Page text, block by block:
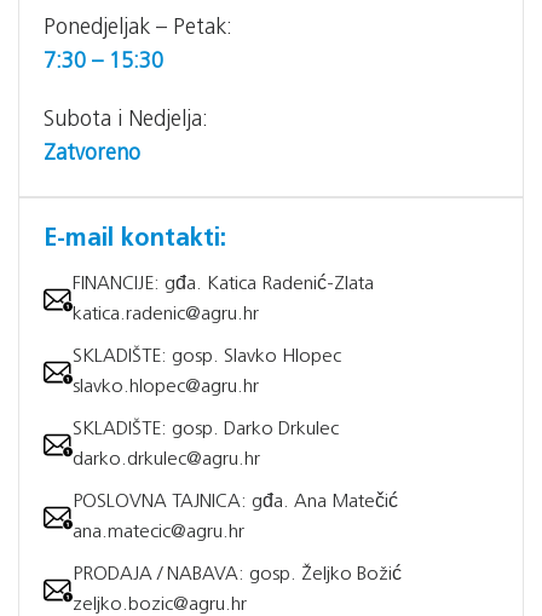
Ponedjeljak – Petak:
7:30 – 15:30
Subota i Nedjelja:
Zatvoreno
E-mail kontakti:
FINANCIJE: gđa. Katica Radenić-Zlata
katica.radenic@agru.hr
SKLADIŠTE: gosp. Slavko Hlopec
slavko.hlopec@agru.hr
SKLADIŠTE: gosp. Darko Drkulec
darko.drkulec@agru.hr
POSLOVNA TAJNICA: gđa. Ana Matečić
ana.matecic@agru.hr
PRODAJA / NABAVA: gosp. Željko Božić
zeljko.bozic@agru.hr